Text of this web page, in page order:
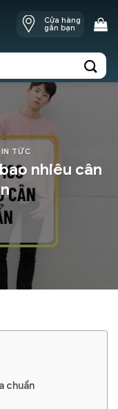
Cửa hàng
gần bạn
TỨC
nhiêu cân
chuẩn